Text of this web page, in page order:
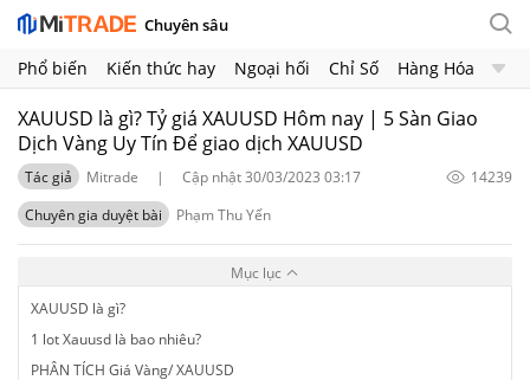
Chuyên sâu
Phổ biến Kiến thức hay Ngoại hối Chỉ Số
Hàng Hóa
Chứng Khoán
Crypto
XAUUSD là gì? Tỷ giá XAUUSD Hôm nay | 5 Sàn Giao
Dịch Vàng Uy Tín Để giao dịch XAUUSD
Tác giả Mitrade | Cập nhật 30/03/2023 03:17
14239
Chuyên gia duyệt bài
Phạm Thu Yến
Mục lục
XAUUSD là gì?
1 lot Xauusd là bao nhiêu?
PHÂN TÍCH Giá Vàng/ XAUUSD